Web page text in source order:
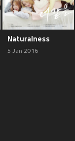
Naturalness
5 Jan 2016